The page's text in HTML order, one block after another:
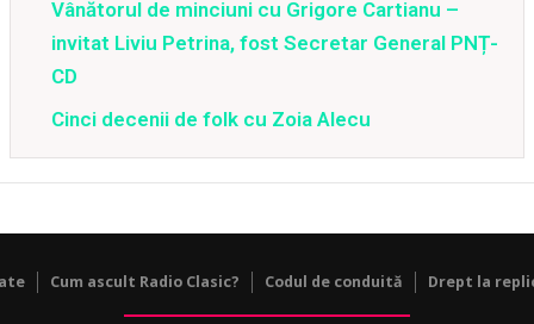
Vânătorul de minciuni cu Grigore Cartianu –
invitat Liviu Petrina, fost Secretar General PNȚ-
CD
Cinci decenii de folk cu Zoia Alecu
Cum ascult Radio Clasic? Codul de conduită Drept la